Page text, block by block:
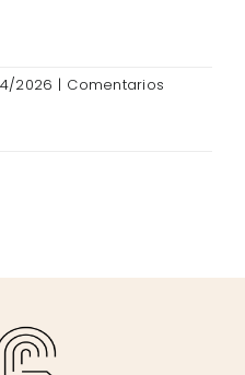
2026 | Comentarios